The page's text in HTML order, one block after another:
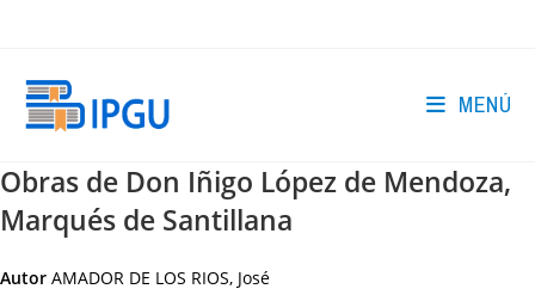
MENÚ
Obras de Don Iñigo López de Mendoza,
Marqués de Santillana
Autor AMADOR DE LOS RIOS, José